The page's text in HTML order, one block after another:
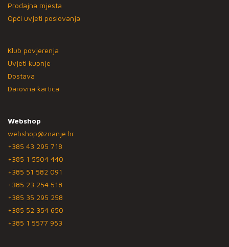
Prodajna mjesta
Opći uvjeti poslovanja
Klub povjerenja
Uvjeti kupnje
Dostava
Darovna kartica
Webshop
webshop@znanje.hr
+385 43 295 718
+385 1 5504 440
+385 51 582 091
+385 23 254 518
+385 35 295 258
+385 52 354 650
+385 1 5577 953